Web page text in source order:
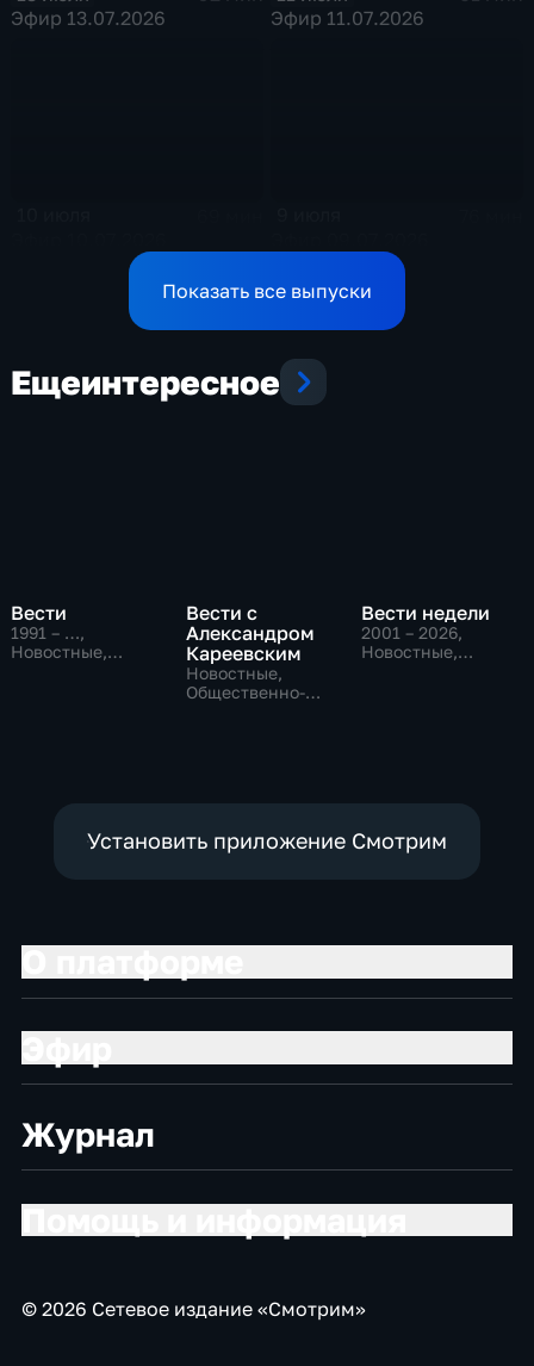
Эфир 13.07.2026
Эфир 11.07.2026
Показать все выпуски
Ещеинтересное
Вести
1991 – …,
Новостные,
Вести с
Александром
Кареевским
Новостные,
Общественно-
Вести недели
2001 – 2026,
Новостные,
Установить приложение Смотрим
Журнал
© 2026 Сетевое издание «Смотрим»